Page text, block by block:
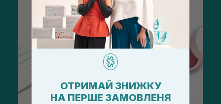
ОТРИМАЙ ЗНИЖКУ
НА ПЕРШЕ ЗАМОВЛЕНЯ